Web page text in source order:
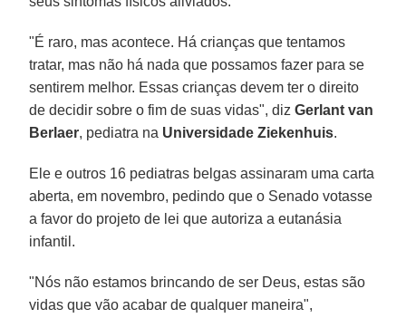
"É raro, mas acontece. Há crianças que tentamos
tratar, mas não há nada que possamos fazer para se
sentirem melhor. Essas crianças devem ter o direito
de decidir sobre o fim de suas vidas", dizGerlant van
Berlaer, pediatra na Universidade Ziekenhuis.
Ele e outros 16 pediatras belgas assinaram uma carta
aberta, em novembro, pedindo que o Senado votasse
a favor do projeto de lei que autoriza a eutanásia
infantil.
"Nós não estamos brincando de ser Deus, estas são
vidas que vão acabar de qualquer maneira",